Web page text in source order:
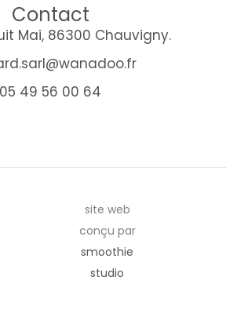
Contact
Mai, 86300 Chauvigny.
05 49 56 00 64
site web
conçu par
smoothie
studio